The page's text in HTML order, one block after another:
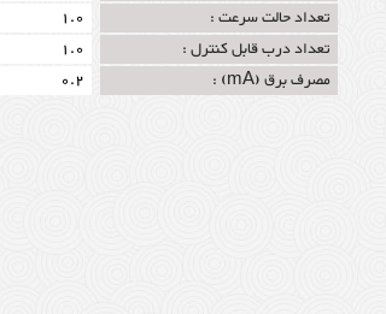
تعداد حالت سرعت :
1.0
تعداد درب قابل کنترل :
1.0
مصرف برق (mA) :
0.2